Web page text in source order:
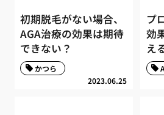
初期脱毛がない場合、
AGA治療の効果は期待
できない？
2023.06.25
かつら
プ
効
え